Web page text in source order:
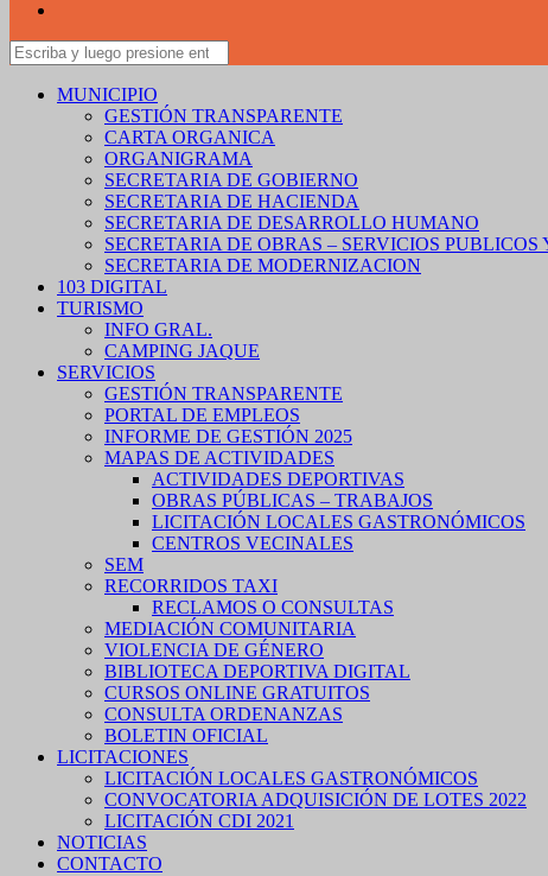
MUNICIPIO
GESTIÓN TRANSPARENTE
CARTA ORGANICA
ORGANIGRAMA
SECRETARIA DE GOBIERNO
SECRETARIA DE HACIENDA
SECRETARIA DE DESARROLLO HUMANO
SECRETARIA DE OBRAS – SERVICIOS
SECRETARIA DE MODERNIZACION
103 DIGITAL
TURISMO
INFO GRAL.
CAMPING JAQUE
SERVICIOS
GESTIÓN TRANSPARENTE
PORTAL DE EMPLEOS
INFORME DE GESTIÓN 2025
MAPAS DE ACTIVIDADES
ACTIVIDADES DEPORTIVAS
OBRAS PÚBLICAS – TRABAJOS
LICITACIÓN LOCALES GASTRONÓMICOS
CENTROS VECINALES
SEM
RECORRIDOS TAXI
RECLAMOS O CONSULTAS
MEDIACIÓN COMUNITARIA
VIOLENCIA DE GÉNERO
BIBLIOTECA DEPORTIVA DIGITAL
CURSOS ONLINE GRATUITOS
CONSULTA ORDENANZAS
BOLETIN OFICIAL
LICITACIONES
LICITACIÓN LOCALES GASTRONÓMICOS
CONVOCATORIA ADQUISICIÓN DE LOTES 2022
LICITACIÓN CDI 2021
NOTICIAS
CONTACTO